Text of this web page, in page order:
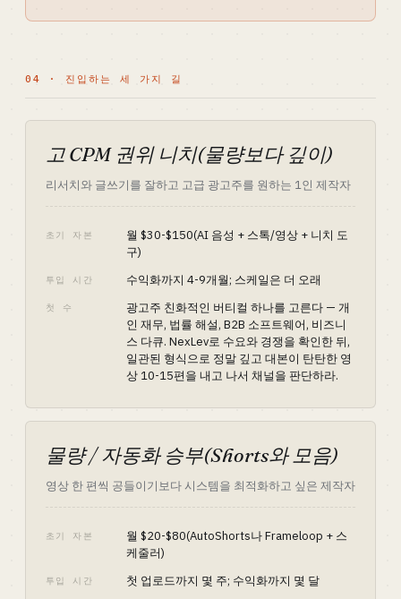
04 · 진입하는 세 가지 길
고 CPM 권위 니치(물량보다 깊이)
리서치와 글쓰기를 잘하고 고급 광고주를 원하는 1인 제작자
초기 자본
월 $30-$150(AI 음성 + 스톡/영상 + 니치 도
구)
투입 시간 수익화까지 4-9개월; 스케일은 더 오래
첫 수
광고주 친화적인 버티컬 하나를 고른다 — 개
인 재무, 법률 해설, B2B 소프트웨어, 비즈니
스 다큐. NexLev로 수요와 경쟁을 확인한 뒤,
일관된 형식으로 정말 깊고 대본이 탄탄한 영
상 10-15편을 내고 나서 채널을 판단하라.
물량 / 자동화 승부(Shorts와 모음)
영상 한 편씩 공들이기보다 시스템을 최적화하고 싶은 제작자
초기 자본
월 $20-$80(AutoShorts나 Frameloop + 스
케줄러)
투입 시간 첫 업로드까지 몇 주; 수익화까지 몇 달